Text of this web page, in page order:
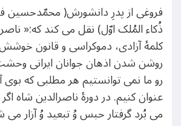
فروغی از پدرِ دانشورش( محمّدحسین
ذُکاء المُلک اوّل) نقل می کند که:«
کلمۀ آزادی، دموکراسی و قانون
روشن شدن اذهان جوانان ایرانی
رو ما نمی توانستیم هر مطلبی که بوی
عنوان کنیم. در دورۀ ناصرالدین شاه
می بُرد گرفتار حبس وُ تبعید وُ آزار